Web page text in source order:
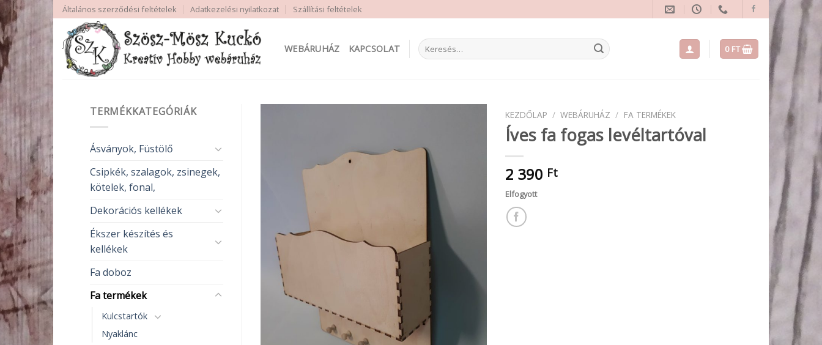
Skip
to
content
Általános szerződési feltételek Adatkezelési nyilatkozat Szállítási feltételek
WEBÁRUHÁZ KAPCSOLAT
Keresés
a
0 FT
TERMÉKKATEGÓRIÁK
Ásványok, Füstölő
Csipkék, szalagok, zsinegek,
kötelek, fonal,
Dekorációs kellékek
Ékszer készítés és
kellékek
Fa doboz
Fa termékek
Kulcstartók
Nyaklánc
KEZDŐLAP / WEBÁRUHÁZ / FA TERMÉKEK
Íves fa fogas levéltartóval
2 390 Ft
Elfogyott